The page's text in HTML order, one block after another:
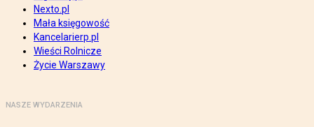
Nexto.pl
Mała księgowość
Kancelarierp.pl
Wieści Rolnicze
Życie Warszawy
NASZE WYDARZENIA